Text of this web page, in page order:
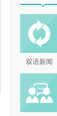
双语新闻